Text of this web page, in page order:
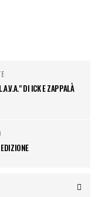
DI ICK E ZAPPALÀ